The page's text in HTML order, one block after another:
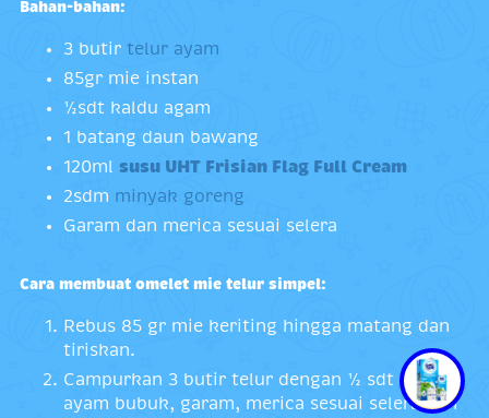
Bahan-bahan:
3 butir telur ayam
85gr mie instan
½sdt kaldu agam
1 batang daun bawang
120ml susu UHT Frisian Flag Full Cream
2sdm minyak goreng
Garam dan merica sesuai selera
Cara membuat omelet mie telur simpel:
Rebus 85 gr mie keriting hingga matang dan
tiriskan.
Campurkan 3 butir telur dengan ½ sdt kaldu
ayam bubuk, garam, merica sesuai selera dan